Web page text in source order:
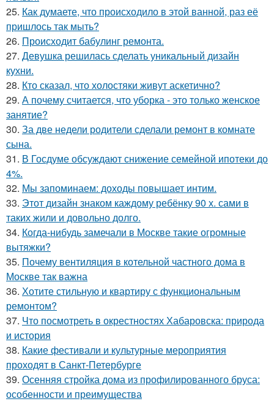
25. Как думаете, что происходило в этой ванной, раз её
пришлось так мыть?
26. Происходит бабулинг ремонта.
27. Девушка решилась сделать уникальный дизайн
кухни.
28. Кто сказал, что холостяки живут аскетично?
29. А почему считается, что уборка - это только женское
занятие?
30. За две недели родители сделали ремонт в комнате
сына.
31. В Госдуме обсуждают снижение семейной ипотеки до
4%.
32. Мы запоминаем: доходы повышает интим.
33. Этот дизайн знаком каждому ребёнку 90 х. сами в
таких жили и довольно долго.
34. Когда-нибудь замечали в Москве такие огромные
вытяжки?
35. Почему вентиляция в котельной частного дома в
Москве так важна
36. Хотите стильную и квартиру с функциональным
ремонтом?
37. Что посмотреть в окрестностях Хабаровска: природа
и история
38. Какие фестивали и культурные мероприятия
проходят в Санкт-Петербурге
39. Осенняя стройка дома из профилированного бруса:
особенности и преимущества